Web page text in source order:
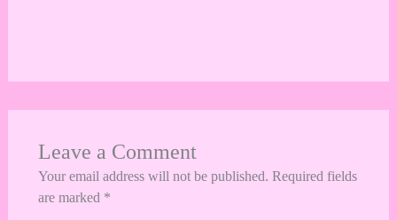
Leave a Comment
Your email address will not be published. Required fields
are marked *